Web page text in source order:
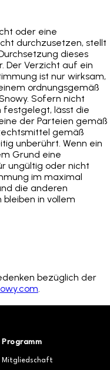
oder eine
durchzusetzen, stellt
dieses
Der Verzicht auf ein
ist nur wirksam,
ordnungsgemäß
. Sofern nicht
festgelegt, lässt die
der Parteien gemäß
gemäß
unberührt. Wenn ein
Grund eine
ungültig oder nicht
im maximal
die anderen
in vollem
bezüglich der
.
Programm
Mitgliedschaft